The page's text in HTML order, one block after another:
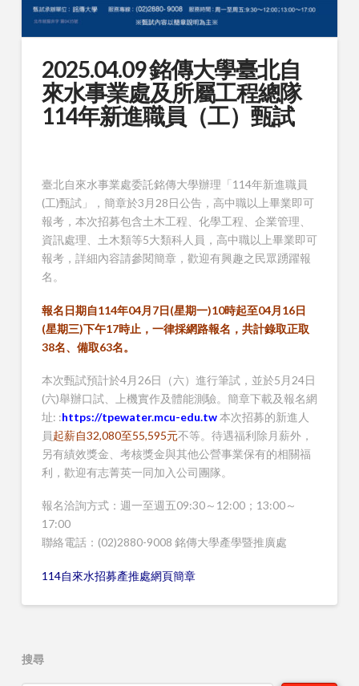
2025.04.09 銘傳大學臺北自
來水事業處及所屬工程總隊
114年新進職員（工）甄試
臺北自來水事業處委託銘傳大學辦理「114年新進職員
(工)甄試」，簡章於3月28日公告，高中職以上畢業即可
報考，本次招募包含土木工程、化學工程、企業管理、
資訊處理、土木類等5大類科人員，高中職以上畢業即可
報考，詳細內容請參閱簡章，歡迎有興趣之民眾踴躍報
名。
報名日期自114年04月7日(星期一)10時起至04月16日
(星期三)下午17時止，一律採網路報名，共計錄取正取
38名、備取63名。
本次甄試預計於4月26日（六）進行筆試，並於5月24日
(六)舉辦口試、上機實作及體能測驗。簡章下載及報名網
址: :https://tpewater.mcu-edu.tw本次招募的新進人
員起薪自32,080至55,595元不等。待遇福利除月薪外，
另有績效獎金、考核獎金與其他公營事業保有的相關福
利，歡迎有志菁英一同加入公司團隊。
報名洽詢方式：週一至週五09:30～12:00；13:00～
17:00
聯絡電話：(02)2880-9008 銘傳大學產學暨推廣處
114自來水招募產推處網頁簡章
搜尋